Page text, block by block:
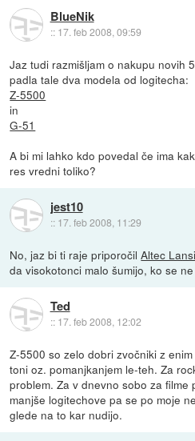
BlueNik
:: 17. feb 2008, 09:59
Jaz tudi razmišljam o nakupu novih
padla tale dva modela od logitecha:
Z-5500
in
G-51
A bi mi lahko kdo povedal če ima
res vredni toliko?
jest10
:: 17. feb 2008, 11:29
No, jaz bi ti raje priporočilAltec
da visokotonci malo šumijo, ko se
Ted
:: 17. feb 2008, 12:02
Z-5500 so zelo dobri zvočniki z
toni oz. pomanjkanjem le-teh. Za
problem. Za v dnevno sobo za filme
manjše logitechove pa se po moje
glede na to kar nudijo.